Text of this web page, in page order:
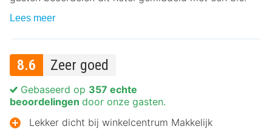
Lees meer
8.6 Zeer goed
Gebaseerd op 357 echte
beoordelingen door onze gasten.
Lekker dicht bij winkelcentrum Makkelijk